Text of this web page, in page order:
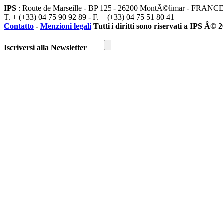
IPS : Route de Marseille - BP 125 - 26200 MontÃ©limar - FRANCE
T. + (+33) 04 75 90 92 89 - F. + (+33) 04 75 51 80 41
Contatto - Menzioni legali Tutti i diritti sono riservati a IPS Â©
Iscriversi alla Newsletter